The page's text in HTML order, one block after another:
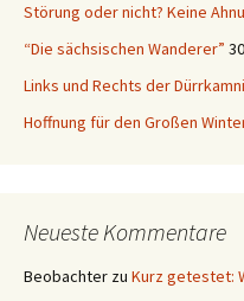
Störung oder nicht? Keine
“Die sächsischen Wanderer”
Links und Rechts der
Hoffnung für den Großen
Neueste Kommentare
Beobachter zu Kurz getestet: